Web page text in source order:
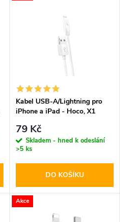
Kabel USB-A/Lightning pro
iPhone a iPad - Hoco, X1
79 Kč
Skladem - hned k odeslání
>5 ks
DO KOŠÍKU
Akce